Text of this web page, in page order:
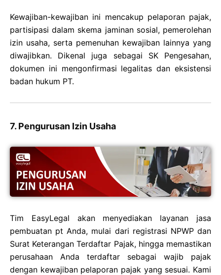
Kewajiban-kewajiban ini mencakup pelaporan pajak,
partisipasi dalam skema jaminan sosial, pemerolehan
izin usaha, serta pemenuhan kewajiban lainnya yang
diwajibkan. Dikenal juga sebagai SK Pengesahan,
dokumen ini mengonfirmasi legalitas dan eksistensi
badan hukum PT.
7. Pengurusan Izin Usaha
Tim EasyLegal akan menyediakan layanan jasa
pembuatan pt Anda, mulai dari registrasi NPWP dan
Surat Keterangan Terdaftar Pajak, hingga memastikan
perusahaan Anda terdaftar sebagai wajib pajak
dengan kewajiban pelaporan pajak yang sesuai. Kami